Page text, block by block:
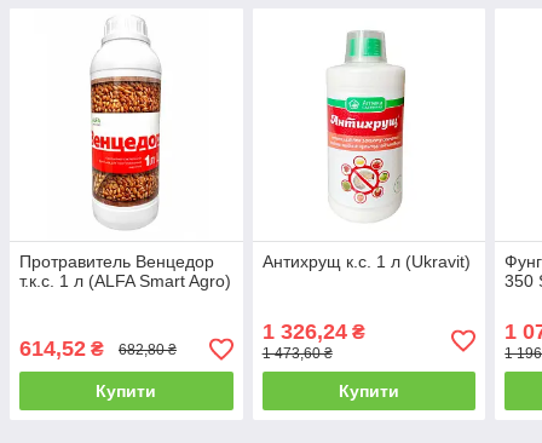
Протравитель Венцедор
т.к.с. 1 л (ALFA Smart Agro)
614,52 ₴ 682,80 ₴
Купити
Антихрущ к.с. 1 л (Ukravit)
1 326,24₴
1 473,60 ₴
Купити
350
1
1